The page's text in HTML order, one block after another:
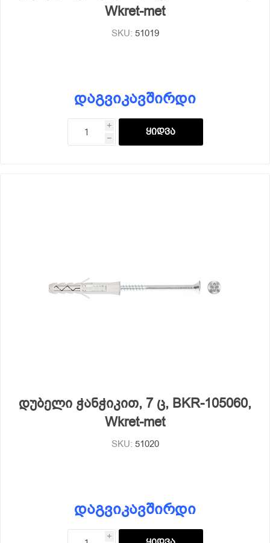
Wkret-met
SKU: 51019
დაგვიკავშირდი
i
h
დუბელი ჭანჭიკით, 7 ც, BKR-105060,
Wkret-met
SKU: 51020
დაგვიკავშირდი
i